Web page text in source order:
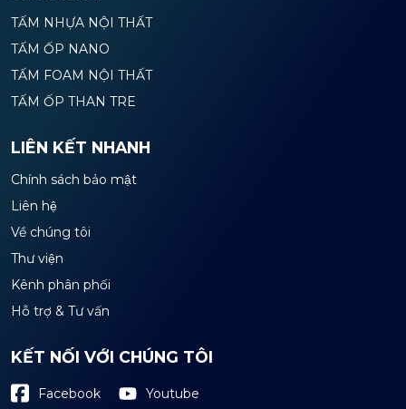
TẤM NHỰA NỘI THẤT
TẤM ỐP NANO
TẤM FOAM NỘI THẤT
TẤM ỐP THAN TRE
LIÊN KẾT NHANH
Chính sách bảo mật
Liên hệ
Về chúng tôi
Thư viện
Kênh phân phối
Hỗ trợ & Tư vấn
KẾT NỐI VỚI CHÚNG TÔI
Facebook Youtube